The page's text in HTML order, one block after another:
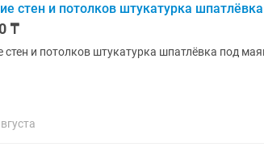
стен и потолков штукатурка шпатлёвка
₸
и потолков штукатурка шпатлёвка под